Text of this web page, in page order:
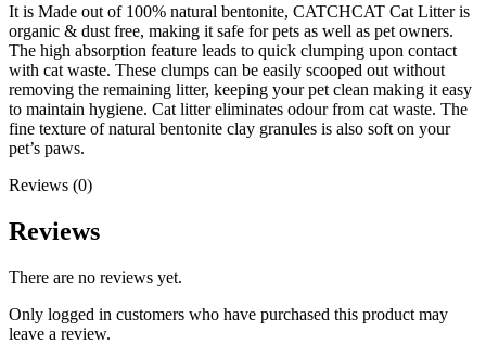
It is Made out of 100% natural bentonite, CATCHCAT Cat Litter is
organic & dust free, making it safe for pets as well as pet owners.
The high absorption feature leads to quick clumping upon contact
with cat waste. These clumps can be easily scooped out without
removing the remaining litter, keeping your pet clean making it easy
to maintain hygiene. Cat litter eliminates odour from cat waste. The
fine texture of natural bentonite clay granules is also soft on your
pet’s paws.
Reviews (0)
Reviews
There are no reviews yet.
Only logged in customers who have purchased this product may
leave a review.